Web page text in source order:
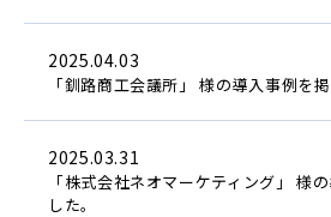
2025.04.03
「釧路商工会議所」 様の導入事例を掲
2025.03.31
「株式会社ネオマーケティング」 様
した。